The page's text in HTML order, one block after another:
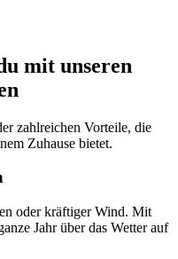
mit unseren
zahlreichen Vorteile, die
Zuhause bietet.
oder kräftiger Wind. Mit
Jahr über das Wetter auf